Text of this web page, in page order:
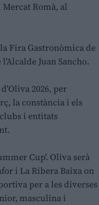
Romà, al
Fira Gastronòmica de
Juan Sancho.
2026, per
la constància i els
i entitats
Cup'. Oliva serà
i La Ribera Baixa on
per a les diverses
masculina i